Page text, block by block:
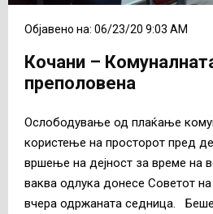
Објавено на: 06/23/20 9:03 AM
Кочани –
преполовена
Ослободување од плаќање
користење на просторот пред
вршење на дејност за време на
ваква одлука донесе Советот
вчера одржаната седница.